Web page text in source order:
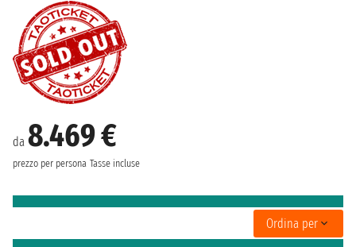
da 8.469 €
prezzo per persona Tasse incluse
Ordina per